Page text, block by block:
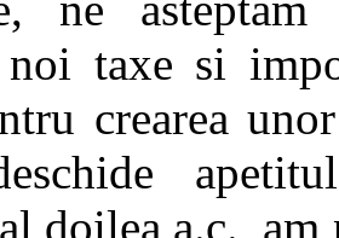
taxe si
crearea
doilea a.c.,